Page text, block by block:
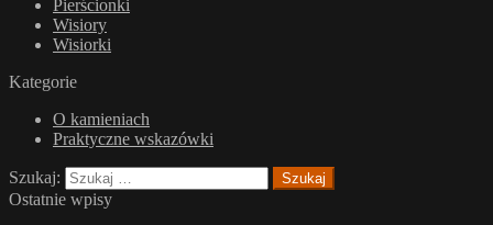
Pierścionki
Wisiory
Wisiorki
Kategorie
O kamieniach
Praktyczne wskazówki
Szukaj:
Ostatnie wpisy